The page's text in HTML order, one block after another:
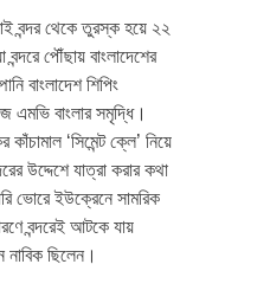
বন্দর থেকে তুরস্ক হয়ে ২২
পৌঁছায় বাংলাদেশের
বাংলাদেশ শিপিং
এমভি বাংলার সমৃদ্ধি।
‘সিমেন্ট ক্লে’ নিয়ে
উদ্দেশে যাত্রা করার কথা
ভোরে ইউক্রেনে সামরিক
বন্দরেই আটকে যায়
ছিলেন।